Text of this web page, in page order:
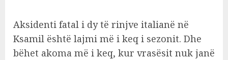
Aksidenti fatal i dy të rinjve italianë në
Ksamil është lajmi më i keq i sezonit. Dhe
bëhet akoma më i keq, kur vrasësit nuk janë